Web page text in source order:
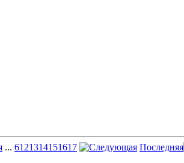
... 6121314151617 Последняя